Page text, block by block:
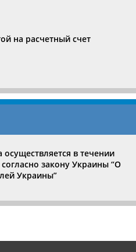
на расчетный счет
в течении
закону Украины “О
Украины”